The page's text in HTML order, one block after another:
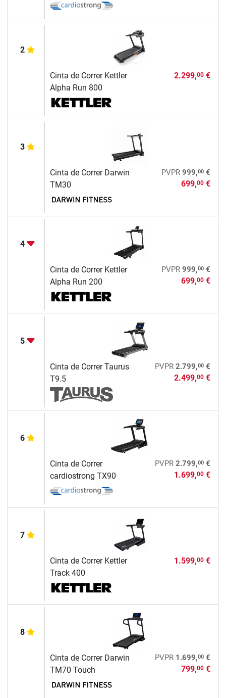
2
Cinta de Correr Kettler
Alpha Run 800
2.299,00€
3
Cinta de Correr Darwin
TM30
PVPR 999,00€
699,00€
4
Cinta de Correr Kettler
Alpha Run 200
PVPR 999,00€
699,00€
5
Cinta de Correr Taurus
T9.5
PVPR 2.799,00€
2.499,00€
6
Cinta de Correr
cardiostrong TX90
PVPR 2.799,00€
1.699,00€
7
Cinta de Correr Kettler
Track 400
1.599,00€
8
Cinta de Correr Darwin
TM70 Touch
PVPR 1.699,00€
799,00€